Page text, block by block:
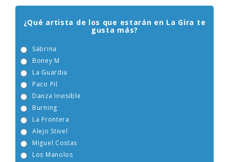
¿Qué artista de los que estarán en La Gira te
gusta más?
Sabrina
Boney M
La Guardia
Paco Pil
Danza Invisible
Burning
La Frontera
Alejo Stivel
Miguel Costas
Los Manolos